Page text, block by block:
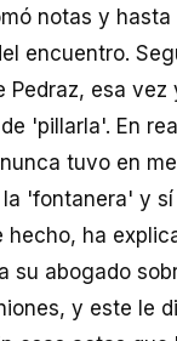
notas y
encuentro.
Pedraz, esa vez
'pillarla'. En
tuvo en
'fontanera' y sí
hecho, ha
su abogado
y este le